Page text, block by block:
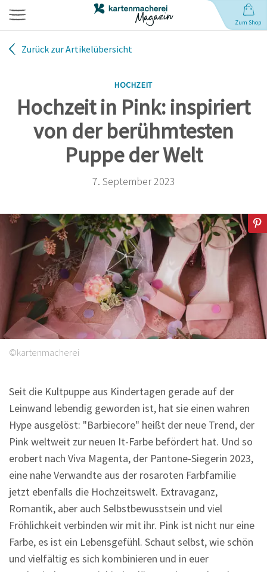
Zum Shop
Babynamen
Anlässe
Sprüche
Zurück zur Artikelübersicht
HOCHZEIT
Hochzeit in Pink: inspiriert
von der berühmtesten
Puppe der Welt
7. September 2023
©kartenmacherei
Seit die Kultpuppe aus Kindertagen gerade auf der
Leinwand lebendig geworden ist, hat sie einen wahren
Hype ausgelöst: "Barbiecore" heißt der neue Trend, der
Pink weltweit zur neuen It-Farbe befördert hat. Und so
erobert nach Viva Magenta, der Pantone-Siegerin 2023,
eine nahe Verwandte aus der rosaroten Farbfamilie
jetzt ebenfalls die Hochzeitswelt. Extravaganz,
Romantik, aber auch Selbstbewusstsein und viel
Fröhlichkeit verbinden wir mit ihr. Pink ist nicht nur eine
Farbe, es ist ein Lebensgefühl. Schaut selbst, wie schön
und vielfältig es sich kombinieren und in euer